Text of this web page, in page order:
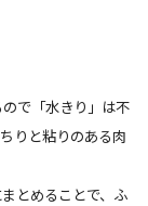
で「水きり」は不
りと粘りのある肉
とめることで、ふ